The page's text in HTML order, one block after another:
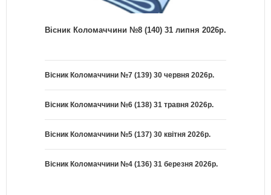
Вісник Коломаччини №8 (140) 31 липня 2026р.
Вісник Коломаччини №7 (139) 30 червня 2026р.
Вісник Коломаччини №6 (138) 31 травня 2026р.
Вісник Коломаччини №5 (137) 30 квітня 2026р.
Вісник Коломаччини №4 (136) 31 березня 2026р.